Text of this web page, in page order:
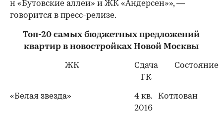
н «Бутовские аллеи» и ЖК «Андерсен»», —
говорится в пресс-релизе.
Топ-20 самых бюджетных предложений
квартир в новостройках Новой Москвы
ЖК
Сдача
ГК
Состояние
«Белая звезда»
4 кв.
2016
Котлован